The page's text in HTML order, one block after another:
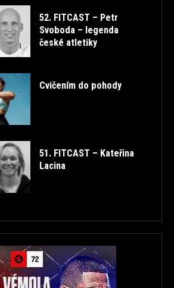
52. FITCAST – Petr
Svoboda – legenda
české atletiky
Cvičením do pohody
51. FITCAST – Kateřina
Lacina